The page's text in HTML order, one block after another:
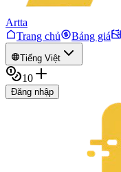
Artta
Trang chủ
Bảng giá
Tiếng Việt
10
Đăng nhập